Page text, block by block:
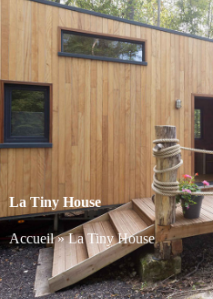
La Tiny House
Accueil»La Tiny House